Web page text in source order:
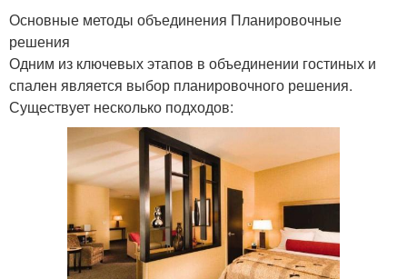
Основные методы объединения Планировочные
решения
Одним из ключевых этапов в объединении гостиных и
спален является выбор планировочного решения.
Существует несколько подходов: